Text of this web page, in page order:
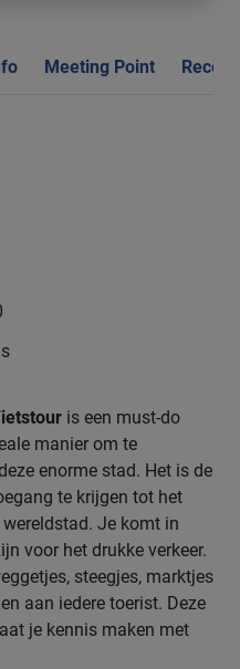
Meeting Point
is een must-do
manier om te
enorme stad. Het is de
te krijgen tot het
Je komt in
voor het drukke verkeer.
steegjes, marktjes
aan iedere toerist. Deze
je kennis maken met